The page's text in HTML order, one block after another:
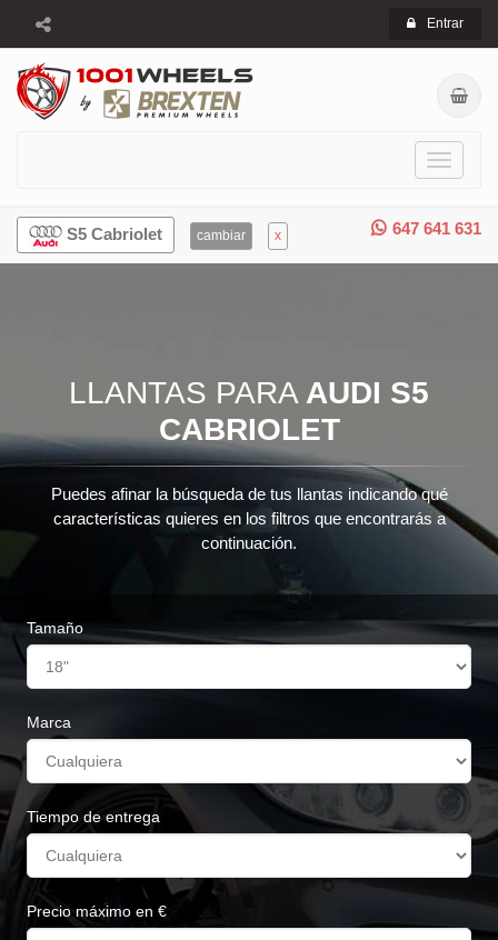
Entrar
Toggle
647 641 631
S5 Cabriolet cambiar x
LLANTAS PARA AUDI S5
CABRIOLET
Puedes afinar la búsqueda de tus llantas indicando qué
características quieres en los filtros que encontrarás a
continuación.
Tamaño
Marca
Tiempo de entrega
Precio máximo en €